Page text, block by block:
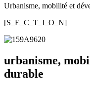
Urbanisme, mobilité et
[S_E_C_T_I_O_N]
urbanisme,
durable